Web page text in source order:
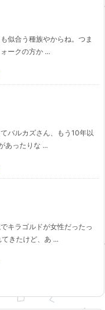
似合う種族やからね。つま
ークの方か ...
バルカズさん、もう10年以
あったりな ...
キラゴルドが女性だったっ
きたけど、あ ...